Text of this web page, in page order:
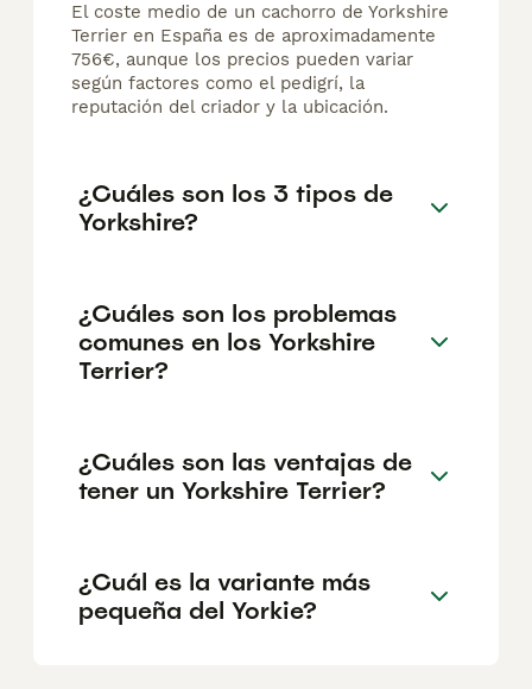
El coste medio de un cachorro de Yorkshire
Terrier en España es de aproximadamente
756€, aunque los precios pueden variar
según factores como el pedigrí, la
reputación del criador y la ubicación.
¿Cuáles son los 3 tipos de
Yorkshire?
¿Cuáles son los problemas
comunes en los Yorkshire
Terrier?
¿Cuáles son las ventajas de
tener un Yorkshire Terrier?
¿Cuál es la variante más
pequeña del Yorkie?